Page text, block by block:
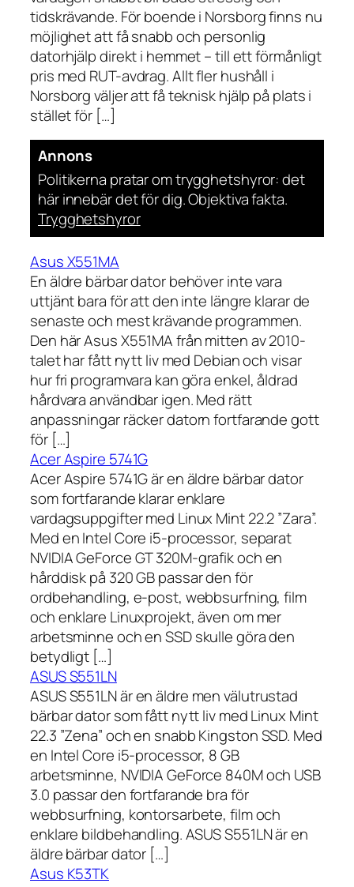
tidskrävande. För boende i Norsborg finns nu
möjlighet att få snabb och personlig
datorhjälp direkt i hemmet – till ett förmånligt
pris med RUT-avdrag. Allt fler hushåll i
Norsborg väljer att få teknisk hjälp på plats i
stället för […]
Annons
Politikerna pratar om trygghetshyror: det
här innebär det för dig. Objektiva fakta.
Trygghetshyror
Asus X551MA
En äldre bärbar dator behöver inte vara
uttjänt bara för att den inte längre klarar de
senaste och mest krävande programmen.
Den här Asus X551MA från mitten av 2010-
talet har fått nytt liv med Debian och visar
hur fri programvara kan göra enkel, åldrad
hårdvara användbar igen. Med rätt
anpassningar räcker datorn fortfarande gott
för […]
Acer Aspire 5741G
Acer Aspire 5741G är en äldre bärbar dator
som fortfarande klarar enklare
vardagsuppgifter med Linux Mint 22.2 ”Zara”.
Med en Intel Core i5-processor, separat
NVIDIA GeForce GT 320M-grafik och en
hårddisk på 320 GB passar den för
ordbehandling, e-post, webbsurfning, film
och enklare Linuxprojekt, även om mer
arbetsminne och en SSD skulle göra den
betydligt […]
ASUS S551LN
ASUS S551LN är en äldre men välutrustad
bärbar dator som fått nytt liv med Linux Mint
22.3 ”Zena” och en snabb Kingston SSD. Med
en Intel Core i5-processor, 8 GB
arbetsminne, NVIDIA GeForce 840M och USB
3.0 passar den fortfarande bra för
webbsurfning, kontorsarbete, film och
enklare bildbehandling. ASUS S551LN är en
äldre bärbar dator […]
Asus K53TK